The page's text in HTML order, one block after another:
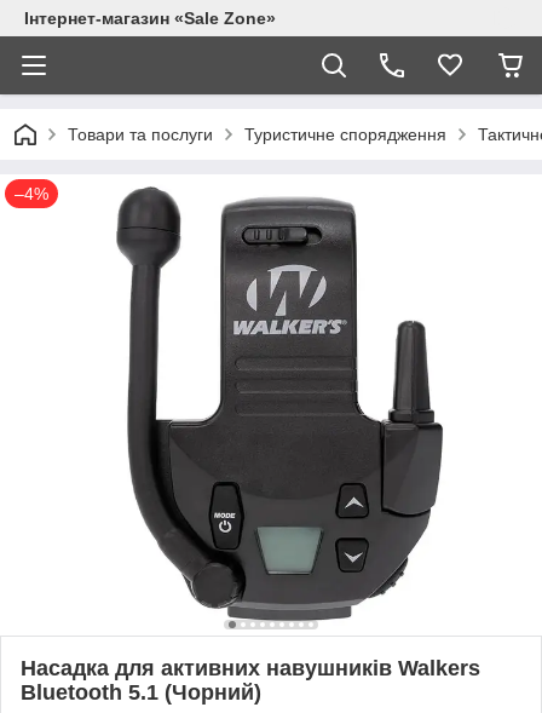
Інтернет-магазин «Sale Zone»
Товари та послуги Туристичне спорядження
–4%
Насадка для активних навушників Walkers
Bluetooth 5.1 (Чорний)